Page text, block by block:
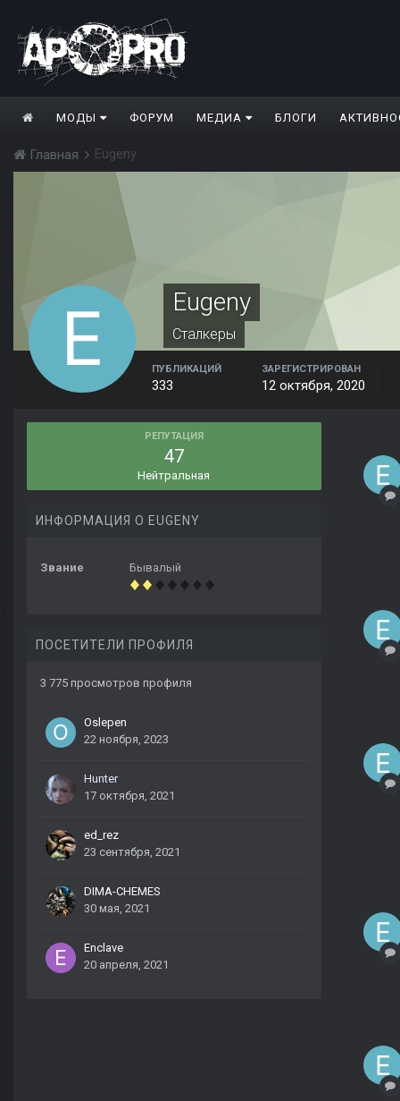
МОДЫ ФОРУМ МЕДИА БЛОГИ
Главная Eugeny
Eugeny
Сталкеры
ПУБЛИКАЦИЙ
333
ЗАРЕГИСТРИРОВАН
12 октября, 2020
РЕПУТАЦИЯ
47
Нейтральная
ИНФОРМАЦИЯ О EUGENY
Звание Бывалый
ПОСЕТИТЕЛИ ПРОФИЛЯ
3 775 просмотров профиля
Oslepen
22 ноября, 2023
Hunter
17 октября, 2021
ed_rez
23 сентября, 2021
DIMA-CHEMES
30 мая, 2021
Enclave
20 апреля, 2021